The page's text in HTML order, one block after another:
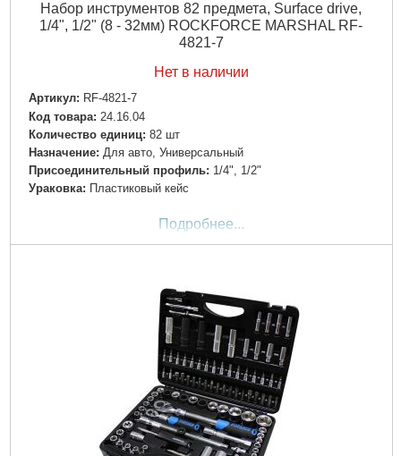
Набор инструментов 82 предмета, Surface drive,
1/4", 1/2" (8 - 32мм) ROCKFORCE MARSHAL RF-
4821-7
Нет в наличии
Артикул: RF-4821-7
Код товара: 24.16.04
Количество единиц: 82 шт
Назначение: Для авто, Универсальный
Пpиcoeдинитeльный пpoфиль: 1/4", 1/2"
Ураковка: Пластиковый кейс
Подробнее...